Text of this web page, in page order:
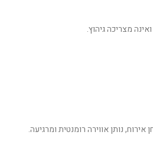
נותן אווירה רומנטית ומרגיעה.